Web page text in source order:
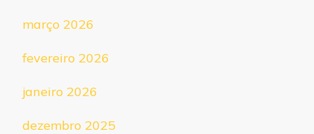
março 2026
fevereiro 2026
janeiro 2026
dezembro 2025